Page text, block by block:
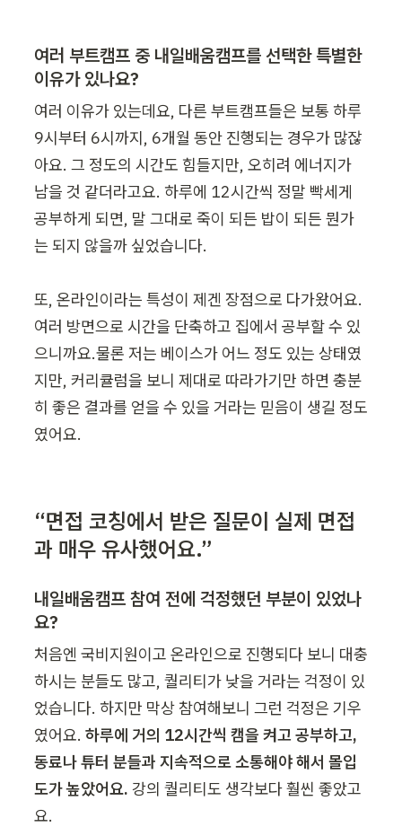
여러 부트캠프 중 내일배움캠프를 선택한 특별한
이유가 있나요?
여러 이유가 있는데요, 다른 부트캠프들은 보통 하루
9시부터 6시까지, 6개월 동안 진행되는 경우가 많잖
아요. 그 정도의 시간도 힘들지만, 오히려 에너지가
남을 것 같더라고요. 하루에 12시간씩 정말 빡세게
공부하게 되면, 말 그대로 죽이 되든 밥이 되든 뭔가
는 되지 않을까 싶었습니다.
또, 온라인이라는 특성이 제겐 장점으로 다가왔어요.
여러 방면으로 시간을 단축하고 집에서 공부할 수 있
으니까요.물론 저는 베이스가 어느 정도 있는 상태였
지만, 커리큘럼을 보니 제대로 따라가기만 하면 충분
히 좋은 결과를 얻을 수 있을 거라는 믿음이 생길 정도
였어요.
“면접 코칭에서 받은 질문이 실제 면접
과 매우 유사했어요.”
내일배움캠프 참여 전에 걱정했던 부분이 있었나
요?
처음엔 국비지원이고 온라인으로 진행되다 보니 대충
하시는 분들도 많고, 퀄리티가 낮을 거라는 걱정이 있
었습니다. 하지만 막상 참여해보니 그런 걱정은 기우
였어요. 하루에 거의 12시간씩 캠을 켜고 공부하고,
동료나 튜터 분들과 지속적으로 소통해야 해서 몰입
도가 높았어요. 강의 퀄리티도 생각보다 훨씬 좋았고
요.